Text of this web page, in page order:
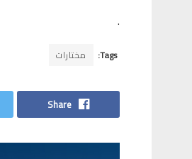
.
Tags: مختارات
Share